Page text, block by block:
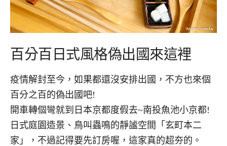
百分百日式風格偽出國來這裡
疫情解封至今，如果都還沒安排出國，不方也來個
百分之百的偽出國吧!
開車轉個彎就到日本京都度假去~南投魚池小京都!
日式庭園造景、鳥叫蟲鳴的靜謐空間「玄町本二
家」，不過記得要先訂房喔，這家真的超夯的。